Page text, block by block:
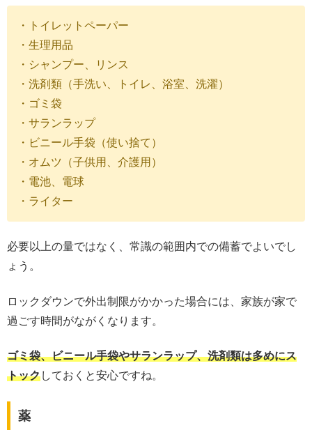
・トイレットペーパー
・生理用品
・シャンプー、リンス
・洗剤類（手洗い、トイレ、浴室、洗濯）
・ゴミ袋
・サランラップ
・ビニール手袋（使い捨て）
・オムツ（子供用、介護用）
・電池、電球
・ライター
必要以上の量ではなく、常識の範囲内での備蓄でよいでし
ょう。
ロックダウンで外出制限がかかった場合には、家族が家で
過ごす時間がながくなります。
ゴミ袋、ビニール手袋やサランラップ、洗剤類は多めにス
トックしておくと安心ですね。
薬